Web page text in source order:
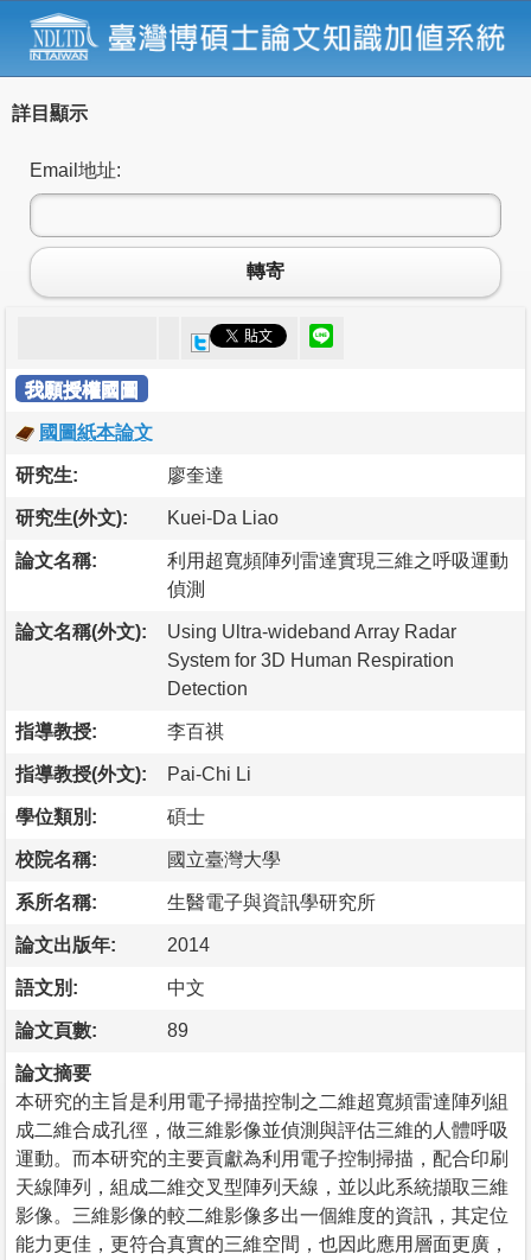
詳目顯示
Email地址:
轉寄
我願授權國圖
國圖紙本論文
研究生: 廖奎達
研究生(外文): Kuei-Da Liao
論文名稱:
利用超寬頻陣列雷達實現三維之呼吸運動
偵測
論文名稱(外文):
Using Ultra-wideband Array Radar
System for 3D Human Respiration
Detection
指導教授: 李百祺
指導教授(外文): Pai-Chi Li
學位類別: 碩士
校院名稱: 國立臺灣大學
系所名稱: 生醫電子與資訊學研究所
論文出版年: 2014
語文別: 中文
論文頁數: 89
論文摘要
本研究的主旨是利用電子掃描控制之二維超寬頻雷達陣列組
成二維合成孔徑，做三維影像並偵測與評估三維的人體呼吸
運動。而本研究的主要貢獻為利用電子控制掃描，配合印刷
天線陣列，組成二維交叉型陣列天線，並以此系統擷取三維
影像。三維影像的較二維影像多出一個維度的資訊，其定位
能力更佳，更符合真實的三維空間，也因此應用層面更廣，